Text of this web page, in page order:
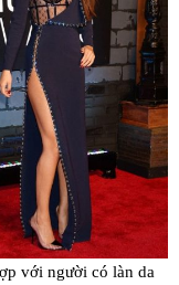
với người có làn da